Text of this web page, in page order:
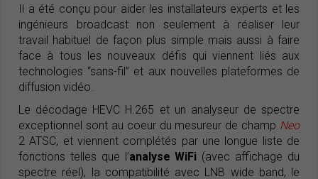
Il a été conçu pour aider les installateurs experts et les
ingénieurs broadcast non seulement à réaliser leur
travail habituel de façon plus simple mais aussi à faire
face à tous les nouveaux défis qui viennent liés aux
technologies “sans-fil” et aux nouvelles plateformes de
diffusion vidéo.
Le décodage HEVC H.265 et un analyseur de spectre
exceptionnel sont au coeur du mesureur de champ Neo
2 ATSC, et viennent complétés par une longue liste de
fonctions telles que l’analyse WiFi (avec affichage du
spectre réel), la compatibilité avec LNB wide band, le